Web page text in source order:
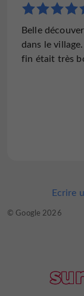
Belle
dans le
fin était très
Ecrire
© Google 2026
"Vivre à
crue de
Habitants la
la famille ou
© TripAdvisor 2026